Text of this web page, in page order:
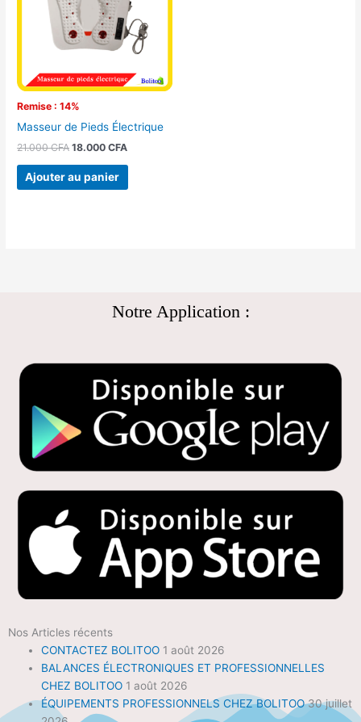
Remise : 14%
Masseur de Pieds Électrique
21.000CFA 18.000CFA
Ajouter au panier
Notre Application :
Nos Articles récents
CONTACTEZ BOLITOO 1 août 2026
BALANCES ÉLECTRONIQUES ET PROFESSIONNELLES
CHEZ BOLITOO 1 août 2026
ÉQUIPEMENTS PROFESSIONNELS CHEZ BOLITOO 30 juillet